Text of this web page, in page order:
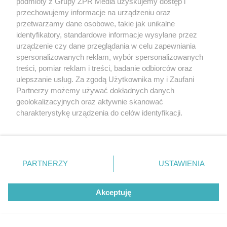
wskazywać na raka
trzustki
REDAKTOR NACZELNA
POLECA
przechowujemy informacje na urządzeniu oraz
przetwarzamy dane osobowe, takie jak unikalne
identyfikatory, standardowe informacje wysyłane przez
urządzenie czy dane przeglądania w celu zapewniania
spersonalizowanych reklam, wybór spersonalizowanych
treści, pomiar reklam i treści, badanie odbiorców oraz
ulepszanie usług. Za zgodą Użytkownika my i Zaufani
Partnerzy możemy używać dokładnych danych
geolokalizacyjnych oraz aktywnie skanować
charakterystykę urządzenia do celów identyfikacji.
zmienić/wycofać klikając przycisk ustawień prywatności
znajdujący się w lewym dolnym rogu strony
rodzaje przetwarzania danych nie wymagają zgody
użytkownika, ale masz prawo sprzeciwić się takiemu
przetwarzaniu. Preferencje będą miały zastosowanie tylko
PARTNERZY USTAWIENIA
Akceptuję